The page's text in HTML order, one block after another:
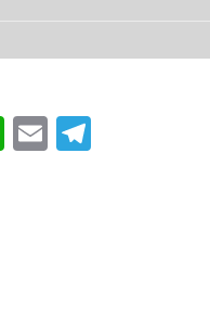
WhatsApp
Email